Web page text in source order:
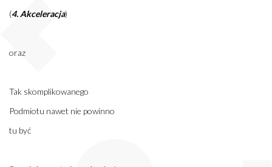
(4. Akceleracja)
oraz
Tak skomplikowanego
Podmiotu nawet nie powinno
tu być